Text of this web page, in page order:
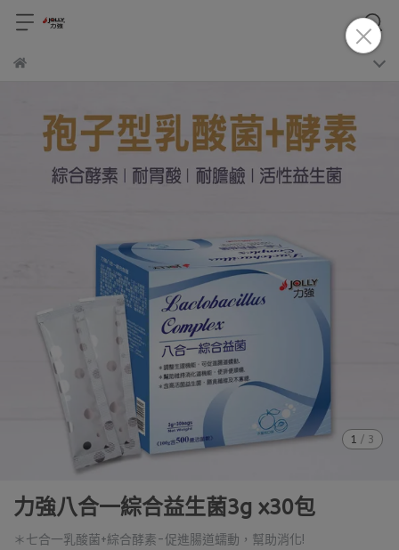
1 / 3
力強八合一綜合益生菌3g x30包
＊七合一乳酸菌+綜合酵素-促進腸道蠕動，幫助消化!